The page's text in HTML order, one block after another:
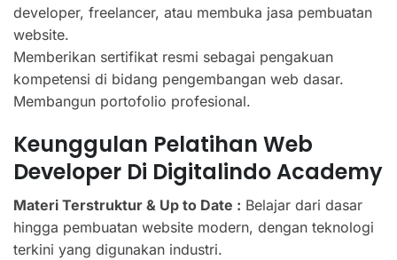
developer, freelancer, atau membuka jasa pembuatan
website.
Memberikan sertifikat resmi sebagai pengakuan
kompetensi di bidang pengembangan web dasar.
Membangun portofolio profesional.
Keunggulan Pelatihan Web
Developer Di Digitalindo Academy
Materi Terstruktur & Up to Date : Belajar dari dasar
hingga pembuatan website modern, dengan teknologi
terkini yang digunakan industri.